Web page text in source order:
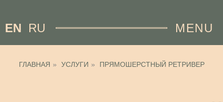
ГЛАВНАЯ » УСЛУГИ » ПРЯМОШЕРСТНЫЙ РЕТРИВЕР